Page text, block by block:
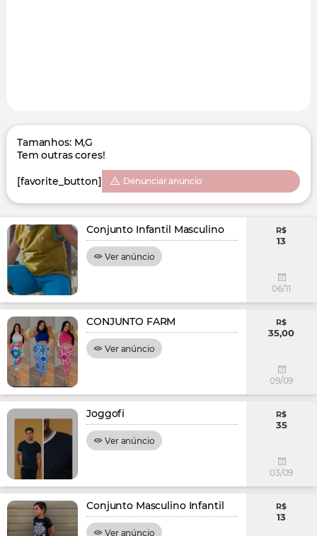
Tamanhos: M,G
Tem outras cores!
[favorite_button] Denunciar anúncio
Conjunto Infantil Masculino
Ver anúncio
R$
13
06/11
CONJUNTO FARM
Ver anúncio
R$
35,00
09/09
Joggofi
Ver anúncio
R$
35
03/09
Conjunto Masculino Infantil
Ver anúncio
R$
13